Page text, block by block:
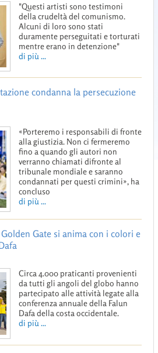
"Questi artisti sono testimoni
della crudeltà del comunismo.
Alcuni di loro sono stati
duramente perseguitati e torturati
mentre erano in detenzione"
di più ...
condanna la persecuzione
«Porteremo i responsabili di fronte
alla giustizia. Non ci fermeremo
fino a quando gli autori non
verranno chiamati difronte al
tribunale mondiale e saranno
condannati per questi crimini», ha
concluso
di più ...
Gate si anima con i colori e
Circa 4.000 praticanti provenienti
da tutti gli angoli del globo hanno
partecipato alle attività legate alla
conferenza annuale della Falun
Dafa della costa occidentale.
di più ...